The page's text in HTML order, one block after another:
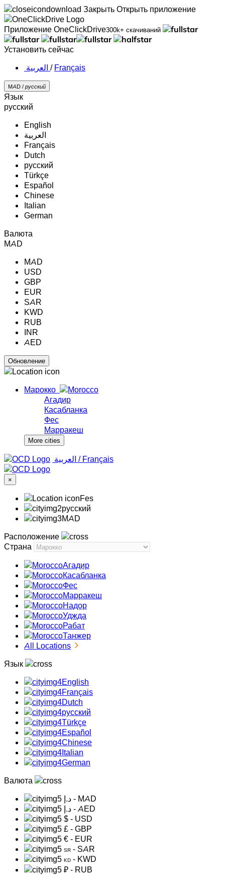
Закрыть Открыть приложение
Приложение OneClickDrive300k+ скачиваний
Установить сейчас
‏العربية ‏ / Français
MAD / русский
Язык
русский
English
‏العربية‏
Français
Dutch
русский
Türkçe
Español
Chinese
Italian
German
Валюта
MAD
MAD
USD
GBP
EUR
SAR
KWD
RUB
INR
AED
Марокко
Агадир
Касабланка
Фес
Марракеш
More cities
‏العربية ‏ / Français
×
Fes
русский
MAD
Расположение
Страна
Агадир
Касабланка
Фес
Марракеш
Надор
Уджда
Рабат
Танжер
All Locations
Язык
English
Français
Dutch
русский
Türkçe
Español
Chinese
Italian
German
Валюта
د.إ - MAD
د.إ - AED
$ - USD
£ - GBP
€ - EUR
SR - SAR
KD - KWD
₽ - RUB